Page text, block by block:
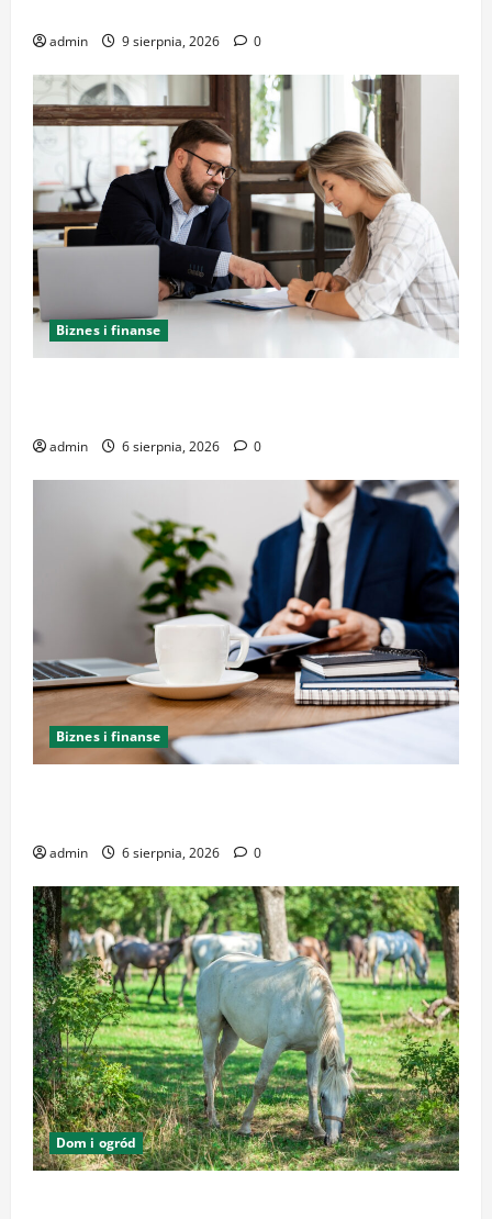
admin 9 sierpnia, 2026 0
Biznes i finanse
admin 6 sierpnia, 2026 0
Biznes i finanse
admin 6 sierpnia, 2026 0
Dom i ogród